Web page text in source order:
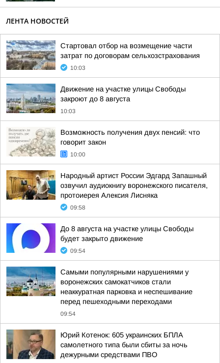
ЛЕНТА НОВОСТЕЙ
Cтартовал отбор на возмещение части
затрат по договорам сельхозстрахования
10:03
Движение на участке улицы Свободы
закроют до 8 августа
10:03
Возможность получения двух пенсий: что
говорит закон
10:00
Народный артист России Эдгард Запашный
озвучил аудиокнигу воронежского писателя,
протоиерея Алексия Лисняка
09:58
До 8 августа на участке улицы Свободы
будет закрыто движение
09:54
Самыми популярными нарушениями у
воронежских самокатчиков стали
неаккуратная парковка и неспешивание
перед пешеходными переходами
09:54
Юрий Котенок: 605 украинских БПЛА
самолетного типа были сбиты за ночь
дежурными средствами ПВО